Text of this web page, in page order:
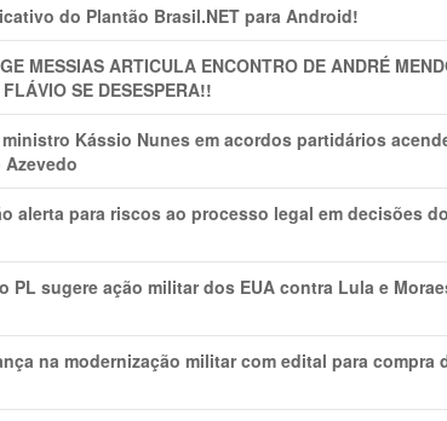
do Plantão Brasil.NET para Android!
MESSIAS ARTICULA ENCONTRO DE ANDRÉ
SE DESESPERA!!
Kássio Nunes em acordos partidários
alerta para riscos ao processo legal em decisões
PL sugere ação militar dos EUA contra Lula e
na modernização militar com edital para compra